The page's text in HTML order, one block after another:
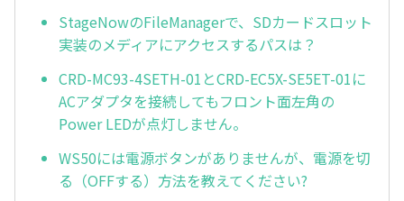
StageNowのFileManagerで、SDカードスロット
実装のメディアにアクセスするパスは？
CRD-MC93-4SETH-01とCRD-EC5X-SE5ET-01に
ACアダプタを接続してもフロント面左角の
Power LEDが点灯しません。
WS50には電源ボタンがありませんが、電源を切
る（OFFする）方法を教えてください?